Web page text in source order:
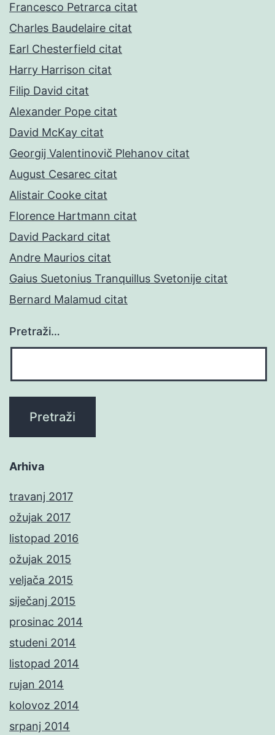
Francesco Petrarca citat
Charles Baudelaire citat
Earl Chesterfield citat
Harry Harrison citat
Filip David citat
Alexander Pope citat
David McKay citat
Georgij Valentinovič Plehanov citat
August Cesarec citat
Alistair Cooke citat
Florence Hartmann citat
David Packard citat
Andre Maurios citat
Gaius Suetonius Tranquillus Svetonije citat
Bernard Malamud citat
Pretraži…
Arhiva
travanj 2017
ožujak 2017
listopad 2016
ožujak 2015
veljača 2015
siječanj 2015
prosinac 2014
studeni 2014
listopad 2014
rujan 2014
kolovoz 2014
srpanj 2014